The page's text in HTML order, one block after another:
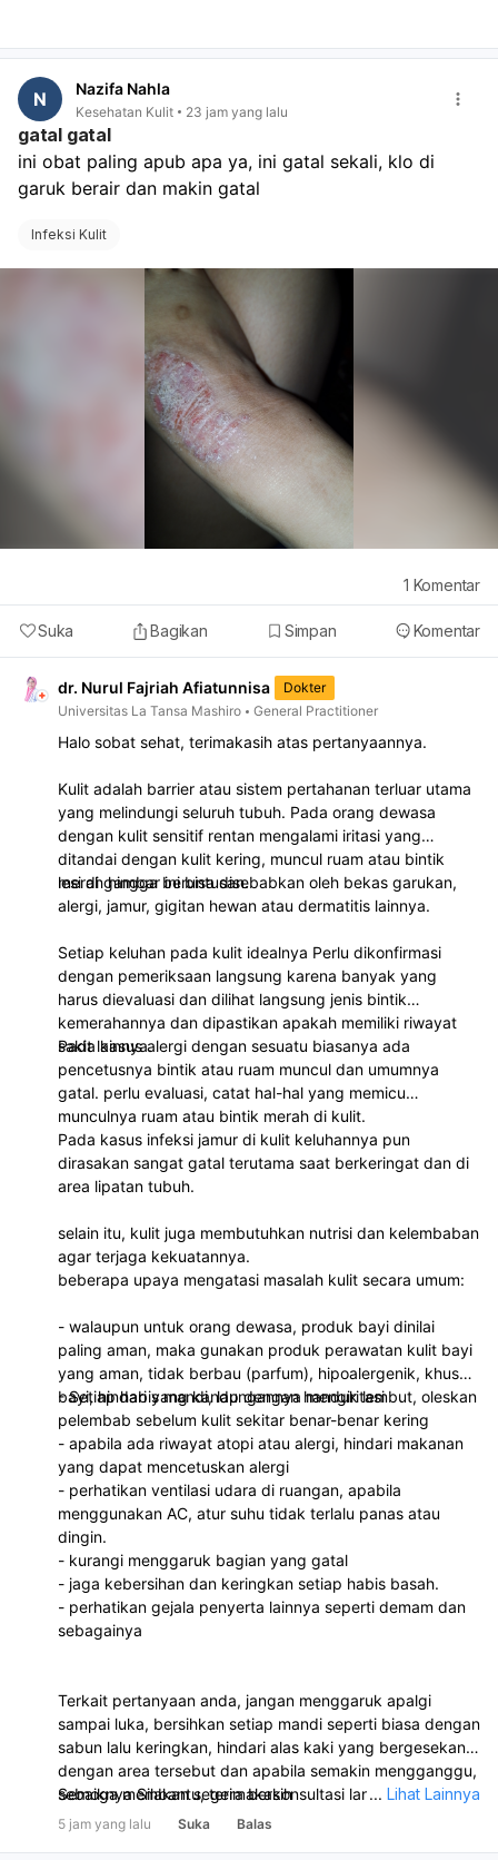
BPJS/rujukan yang sudah ada,
bersalin. Kalau Ibu sudah dekat HPL, jangan tunggu
terlalu lama bila ada kontraksi, keluar lendir darah,
ketuban pecah, atau gerak janin berkurang. Segera ke
rumah sakit.
N Nazifa Nahla
Kesehatan Kulit 23 jam yang lalu
gatal gatal
ini obat paling apub apa ya, ini gatal sekali, klo di
garuk berair dan makin gatal
Infeksi Kulit
Suka Bagikan Simpan Komentar
1 Komentar
dr. Nurul Fajriah Afiatunnisa
Dokter
Universitas La Tansa Mashiro
General Practitioner
Halo sobat sehat, terimakasih atas pertanyaannya.
Kulit adalah barrier atau sistem pertahanan terluar utama
yang melindungi seluruh tubuh. Pada orang dewasa
dengan kulit sensitif rentan mengalami iritasi yang
ditandai dengan kulit kering, muncul ruam atau bintik
merah hingga beruntusan.
lesi di gambar ini bisa disebabkan oleh bekas garukan,
alergi, jamur, gigitan hewan atau dermatitis lainnya.
Setiap keluhan pada kulit idealnya Perlu dikonfirmasi
dengan pemeriksaan langsung karena banyak yang
harus dievaluasi dan dilihat langsung jenis bintik
kemerahannya dan dipastikan apakah memiliki riwayat
sakit lainnya.
Pada kasus alergi dengan sesuatu biasanya ada
pencetusnya bintik atau ruam muncul dan umumnya
gatal. perlu evaluasi, catat hal-hal yang memicu
munculnya ruam atau bintik merah di kulit.
Pada kasus infeksi jamur di kulit keluhannya pun
dirasakan sangat gatal terutama saat berkeringat dan di
area lipatan tubuh.
selain itu, kulit juga membutuhkan nutrisi dan kelembaban
agar terjaga kekuatannya.
beberapa upaya mengatasi masalah kulit secara umum:
- walaupun untuk orang dewasa, produk bayi dinilai
paling aman, maka gunakan produk perawatan kulit bayi
yang aman, tidak berbau (parfum), hipoalergenik, khusus
bayi, hindari yang kandungannya mengiritasi
- Setiap habis mandi, lap dengan handuk lembut, oleskan
pelembab sebelum kulit sekitar benar-benar kering
- apabila ada riwayat atopi atau alergi, hindari makanan
yang dapat mencetuskan alergi
- perhatikan ventilasi udara di ruangan, apabila
menggunakan AC, atur suhu tidak terlalu panas atau
dingin.
- kurangi menggaruk bagian yang gatal
- jaga kebersihan dan keringkan setiap habis basah.
- perhatikan gejala penyerta lainnya seperti demam dan
sebagainya
Terkait pertanyaan anda, jangan menggaruk apalgi
sampai luka, bersihkan setiap mandi seperti biasa dengan
sabun lalu keringkan, hindari alas kaki yang bergesekan
dengan area tersebut dan apabila semakin mengganggu,
sebaiknya Silakan segera berkonsultasi langsung dengan
dokter di klinik atau puskesmas terdekat untuk
Semoga membantu, terimakasih ... Lihat Lainnya
5 jam yang lalu Suka Balas